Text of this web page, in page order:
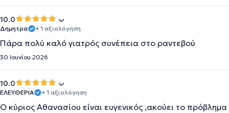
10.0
Δημητρα • 1 αξιολόγηση
Πάρα πολύ καλό γιατρός συνέπεια στο ραντεβού
30 Ιουνίου 2026
10.0
ΕΛΕΥΘΕΡΙΑ • 1 αξιολόγηση
Ο κύριος Αθανασίου είναι ευγενικός ,ακούει το πρόβλημα